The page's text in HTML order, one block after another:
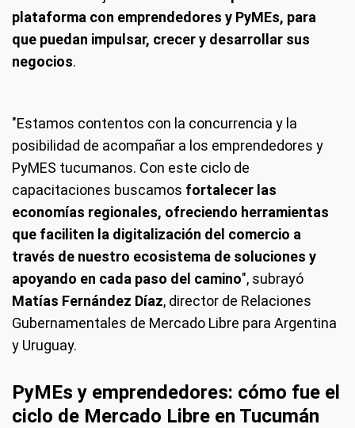
plataforma con emprendedores y PyMEs, para
que puedan impulsar, crecer y desarrollar sus
negocios.
"Estamos contentos con la concurrencia y la
posibilidad de acompañar a los emprendedores y
PyMES tucumanos. Con este ciclo de
capacitaciones buscamos fortalecer las
economías regionales, ofreciendo herramientas
que faciliten la digitalización del comercio a
través de nuestro ecosistema de soluciones y
apoyando en cada paso del camino", subrayó
Matías Fernández Díaz, director de Relaciones
Gubernamentales de Mercado Libre para Argentina
y Uruguay.
PyMEs y emprendedores: cómo fue el
ciclo de Mercado Libre en Tucumán